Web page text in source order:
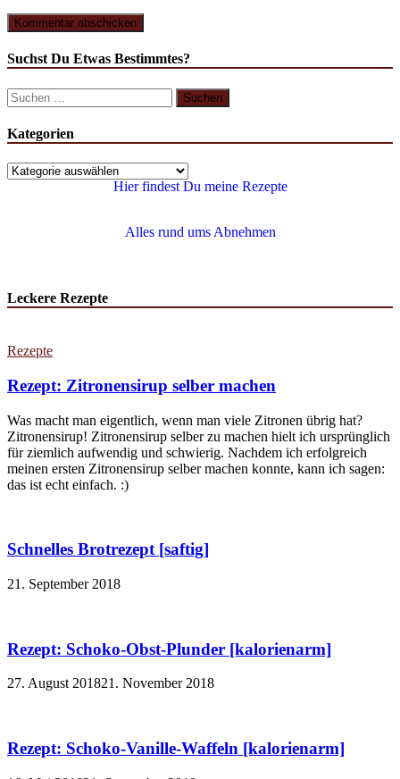
Suchst Du Etwas Bestimmtes?
Kategorien
Hier findest Du meine Rezepte
Alles rund ums Abnehmen
Leckere Rezepte
Rezepte
Rezept: Zitronensirup selber machen
Was macht man eigentlich, wenn man viele Zitronen übrig hat?
Zitronensirup! Zitronensirup selber zu machen hielt ich ursprünglich
für ziemlich aufwendig und schwierig. Nachdem ich erfolgreich
meinen ersten Zitronensirup selber machen konnte, kann ich sagen:
das ist echt einfach. :)
Schnelles Brotrezept [saftig]
21. September 2018
Rezept: Schoko-Obst-Plunder [kalorienarm]
27. August 201821. November 2018
Rezept: Schoko-Vanille-Waffeln [kalorienarm]